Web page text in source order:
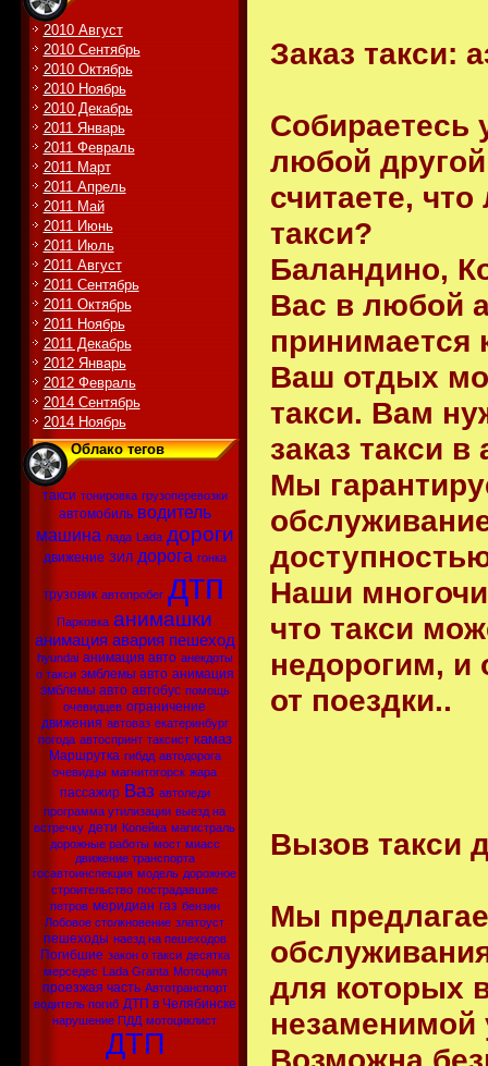
2010 Август
2010 Сентябрь
2010 Октябрь
2010 Ноябрь
2010 Декабрь
2011 Январь
2011 Февраль
2011 Март
2011 Апрель
2011 Май
2011 Июнь
2011 Июль
2011 Август
2011 Сентябрь
2011 Октябрь
2011 Ноябрь
2011 Декабрь
2012 Январь
2012 Февраль
2014 Сентябрь
2014 Ноябрь
Облако тегов
такси тонировка грузоперевозки
автомобиль водитель
машина лада Lada дороги
движение ЗИЛ дорога гонка
грузовик автопробег дтп
Парковка анимашки
анимация авария пешеход
hyundai анимация авто анекдоты
о такси эмблемы авто анимация
эмблемы авто автобус помощь
очевидцев ограничение
движения автоваз екатеринбург
погода автоспринт таксист камаз
Маршрутка гибдд автодорога
очевидцы магнитогорск жара
пассажир Ваз автоледи
программа утилизации выезд на
встречку дети Копейка магистраль
дорожные работы мост миасс
движение транспорта
госавтоинспекция модель дорожное
строительство пострадавшие
петров меридиан газ бензин
Лобовое столкновение златоуст
пешеходы наезд на пешеходов
Погибшие закон о такси десятка
мерседес Lada Granta Мотоцикл
проезжая часть Автотранспорт
водитель погиб ДТП в Челябинске
нарушение ПДД мотоциклист
ДТП
Заказ такси:
Собираетесь
любой
считаете,
такси?
Баландино,
Вас в любой
принимается
Ваш отдых
такси. Вам
заказ такси
Мы
Наши
что такси
недорогим, и
от поездки..
Вызов такси
Мы
для которых
незаменимой